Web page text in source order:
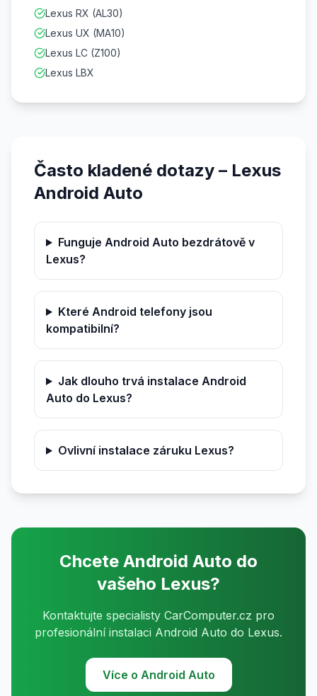
Lexus RX (AL30)
Lexus UX (MA10)
Lexus LC (Z100)
Lexus LBX
Často kladené dotazy – Lexus
Android Auto
Funguje Android Auto bezdrátově v
Lexus?
Které Android telefony jsou
kompatibilní?
Jak dlouho trvá instalace Android
Auto do Lexus?
Ovlivní instalace záruku Lexus?
Chcete Android Auto do
vašeho Lexus?
Kontaktujte specialisty CarComputer.cz pro
profesionální instalaci Android Auto do Lexus.
Více o Android Auto